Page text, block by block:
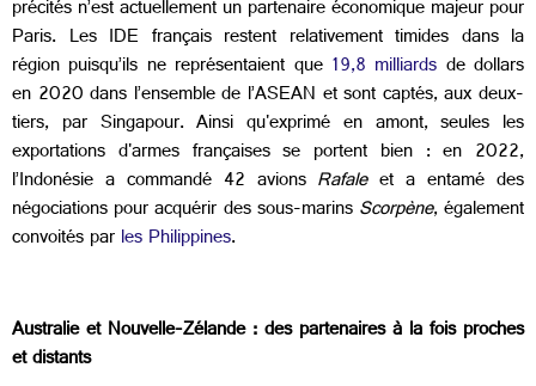
précités n’est actuellement un partenaire économique majeur pour
Paris. Les IDE français restent relativement timides dans la
région puisqu’ils ne représentaient que 19,8 milliards de dollars
en 2020 dans l’ensemble de l’ASEAN et sont captés, aux deux-
tiers, par Singapour. Ainsi qu'exprimé en amont, seules les
exportations d'armes françaises se portent bien : en 2022,
l’Indonésie a commandé 42 avions Rafaleet a entamé des
négociations pour acquérir des sous-marinsScorpène, également
convoités parles Philippines.
Australie et Nouvelle-Zélande : des partenaires à la fois proches
et distants